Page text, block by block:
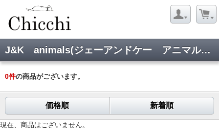
J&K animals(ジェーアンドケー アニマルズ):ヘアピン
0件の商品がございます。
価格順 新着順
現在、商品はございません。